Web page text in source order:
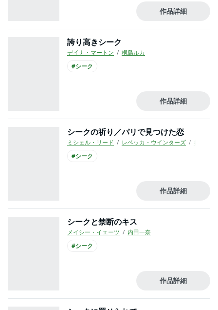
作品詳細
誇り高きシーク
デイナ・マートン
桐島ルカ
#シーク
作品詳細
シークの祈り／パリで見つけた恋
ミシェル・リード レベッカ・ウインターズ
村田順子
#シーク
作品詳細
シークと禁断のキス
メイシー・イエーツ
内田一奈
#シーク
作品詳細